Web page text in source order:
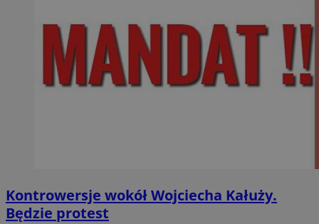
Kontrowersje wokół Wojciecha Kałuży.
Będzie protest